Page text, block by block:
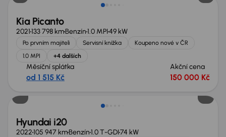
Kia Picanto
2021133 798 kmBenzín1.0 MPI49 kW
Po prvním majiteli Servisní knížka
Koupeno nové v ČR
1.0 MPI
+4 dalších
Měsíční splátka
od 1 515 Kč
Akční cena
150 000 Kč
Hyundai i20
2022105 947 kmBenzín1.0 T-GDI74 kW